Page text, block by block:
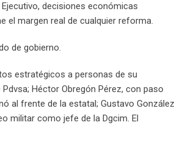
decisiones económicas
el margen real de cualquier reforma.
de gobierno.
estratégicos a personas de su
Héctor Obregón Pérez, con paso
al frente de la estatal; Gustavo González
militar como jefe de la Dgcim. El